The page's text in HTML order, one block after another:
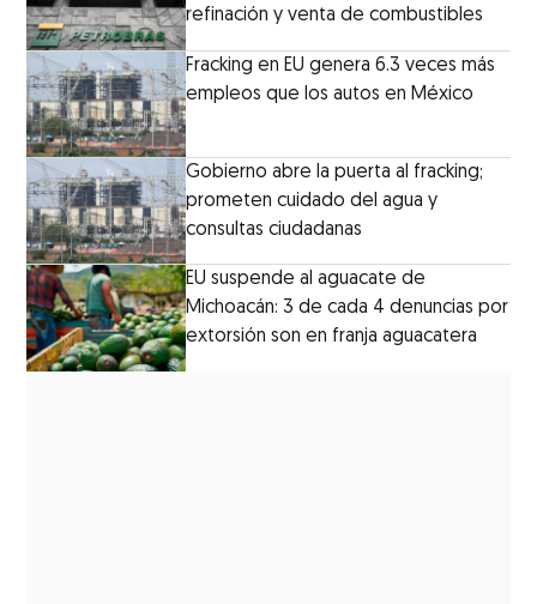
refinación y venta de combustibles
Fracking en EU genera 6.3 veces más
empleos que los autos en México
Gobierno abre la puerta al fracking;
prometen cuidado del agua y
consultas ciudadanas
EU suspende al aguacate de
Michoacán: 3 de cada 4 denuncias por
extorsión son en franja aguacatera